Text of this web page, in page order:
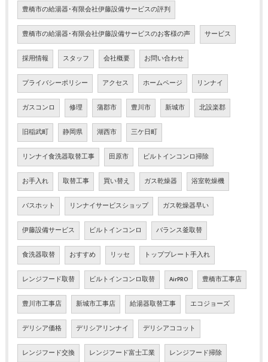
豊橋市の給湯器･有限会社伊藤設備サービスの評判
豊橋市の給湯器･有限会社伊藤設備サービスのお客様の声 サービス
採用情報 スタッフ 会社概要 お問い合わせ
プライバシーポリシー アクセス ホームページ リンナイ
ガスコンロ 修理 蒲郡市 豊川市 新城市 北設楽郡
旧稲武町 静岡県 湖西市 三ケ日町
リンナイ食洗器取替工事 田原市 ビルトインコンロ掃除
お手入れ 取替工事 買い替え ガス乾燥器 浴室乾燥機
バスホット リンナイサービスショップ ガス乾燥器早い
伊藤設備サービス ビルトインコンロ バランス釜取替
食洗器取替 おすすめ リッセ トッププレート手入れ
レンジフード取替 ビルトインコンロ取替 AirPRO 豊橋市工事店
豊川市工事店 新城市工事店 給湯器取替工事 エコジョーズ
デリシア価格 デリシアリンナイ デリシアココット
レンジフード交換 レンジフード富士工業 レンジフード掃除